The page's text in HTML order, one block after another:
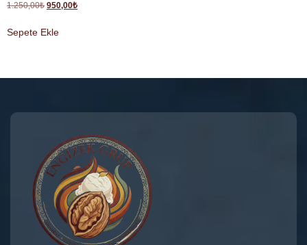
1.250,00₺ 950,00₺
Sepete Ekle